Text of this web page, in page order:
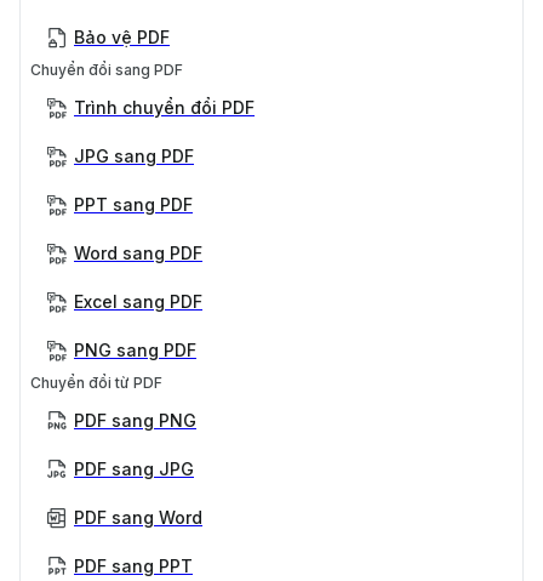
Bảo vệ PDF
Chuyển đổi sang PDF
Trình chuyển đổi PDF
JPG sang PDF
PPT sang PDF
Word sang PDF
Excel sang PDF
PNG sang PDF
Chuyển đổi từ PDF
PDF sang PNG
PDF sang JPG
PDF sang Word
PDF sang PPT